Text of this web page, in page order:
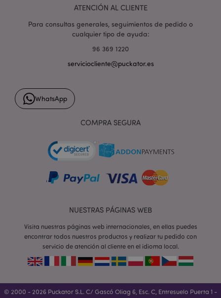
ATENCIÓN AL CLIENTE
Para consultas generales, seguimientos de pedido o
cualquier tipo de ayuda:
96 369 1220
serviciocliente@puckator.es
WhatsApp
COMPRA SEGURA
NUESTRAS PÁGINAS WEB
Visita nuestras páginas web internacionales, en ellas puedes
encontrar todos nuestros productos y realizar tu pedido con
servicio de atención al cliente en el idioma local.
© 2000 - 2026 Puckator S.L. C/ Gascó Oliag 6, Esc. C, Entresuelo Puerta 1 -
mage-cache-storage-section-
invalidation
Adobe Inc.
form_key
PHPSESSID
PHP.net